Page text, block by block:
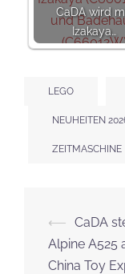
CaDA wird
Izakaya…
LEGO
NEUHEITEN
ZEITMASCHINE
⟵ CaDA
Alpine A525
China Toy